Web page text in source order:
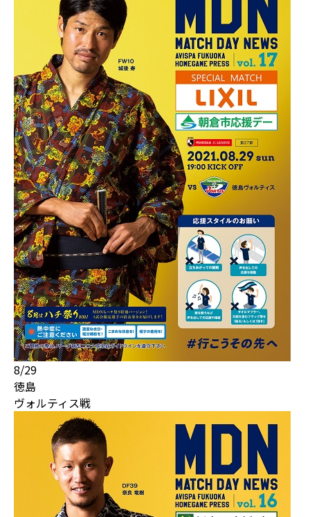
8/29
徳島
ヴォルティス戦